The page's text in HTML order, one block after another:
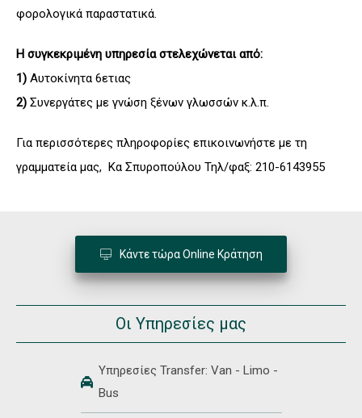
φορολογικά παραστατικά.
Η συγκεκριμένη υπηρεσία στελεχώνεται από:
1) Αυτοκίνητα 6ετιας
2) Συνεργάτες με γνώση ξένων γλωσσών κ.λ.π.
Για περισσότερες πληροφορίες επικοινωνήστε με τη
γραμματεία μας, Κα Σπυροπούλου Τηλ/φαξ: 210-6143955
Κάντε τώρα Online Κράτηση
Οι Υπηρεσίες μας
Υπηρεσίες Transfer: Van - Limo -
Bus